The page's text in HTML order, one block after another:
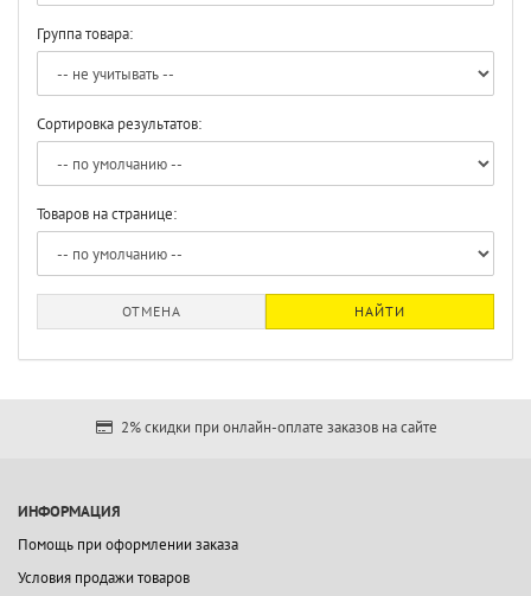
Группа товара:
Сортировка результатов:
Товаров на странице:
ОТМЕНА НАЙТИ
2% скидки при онлайн-оплате заказов на сайте
ИНФОРМАЦИЯ
Помощь при оформлении заказа
Условия продажи товаров